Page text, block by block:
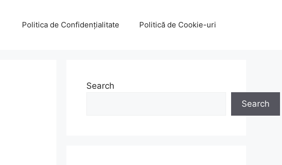
Politica de Confidențialitate Politică de Cookie-uri
Search
Search